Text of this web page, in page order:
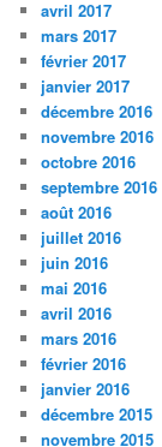
avril 2017
mars 2017
février 2017
janvier 2017
décembre 2016
novembre 2016
octobre 2016
septembre 2016
août 2016
juillet 2016
juin 2016
mai 2016
avril 2016
mars 2016
février 2016
janvier 2016
décembre 2015
novembre 2015